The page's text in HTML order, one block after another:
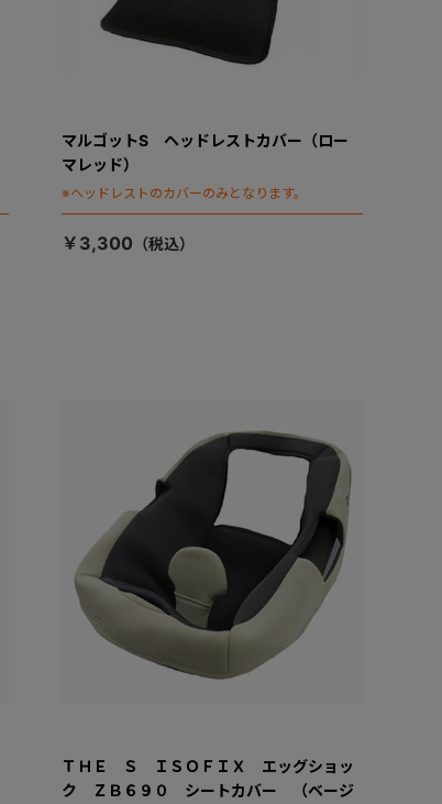
マルゴットS ヘッドレストカバー（ロー
マレッド）
※ヘッドレストのカバーのみとなります。
￥3,300
ＴＨＥ Ｓ ＩＳＯＦＩＸ エッグショッ
ク ＺＢ６９０ シートカバー （ベージ